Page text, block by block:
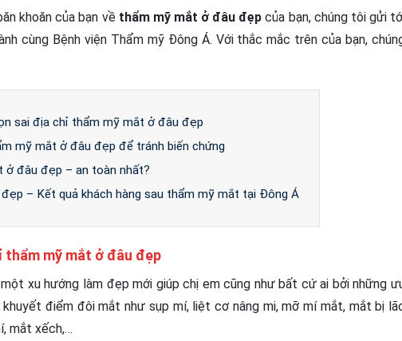
khoăn của bạn vềthẩm mỹ mắt ở đâu đẹp của bạn, chúng tôi gửi
cùng Bệnh viện Thẩm mỹ Đông Á. Với thắc mắc trên của bạn,
sai địa chỉ thẩm mỹ mắt ở đâu đẹp
mỹ mắt ở đâu đẹp để tránh biến chứng
đâu đẹp – an toàn nhất?
– Kết quả khách hàng sau thẩm mỹ mắt tại Đông Á
thẩm mỹ mắt ở đâu đẹp
xu hướng làm đẹp mới giúp chị em cũng như bất cứ ai bởi những
điểm đôi mắt như sụp mí, liệt cơ nâng mi, mỡ mí mắt, mắt bị
mắt xếch,…